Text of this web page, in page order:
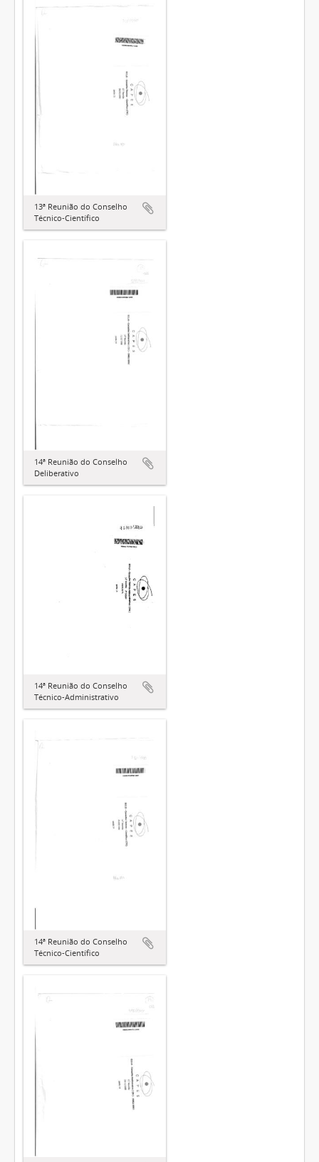
13ª Reunião do Conselho
Técnico-Científico
14ª Reunião do Conselho
Deliberativo
14ª Reunião do Conselho
Técnico-Administrativo
14ª Reunião do Conselho
Técnico-Científico